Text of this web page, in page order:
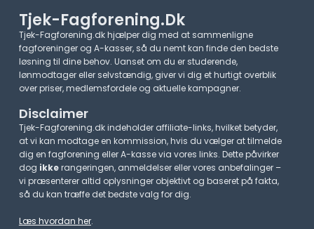
Tjek-Fagforening.dk
Tjek-Fagforening.dk hjælper dig med at sammenligne
fagforeninger og A-kasser, så du nemt kan finde den bedste
løsning til dine behov. Uanset om du er studerende,
lønmodtager eller selvstændig, giver vi dig et hurtigt overblik
over priser, medlemsfordele og aktuelle kampagner.​
Disclaimer
Tjek-Fagforening.dk indeholder affiliate-links, hvilket betyder,
at vi kan modtage en kommission, hvis du vælger at tilmelde
dig en fagforening eller A-kasse via vores links. Dette påvirker
dog ikkerangeringen, anmeldelser eller vores anbefalinger –
vi præsenterer altid oplysninger objektivt og baseret på fakta,
så du kan træffe det bedste valg for dig.
Læs hvordan her.